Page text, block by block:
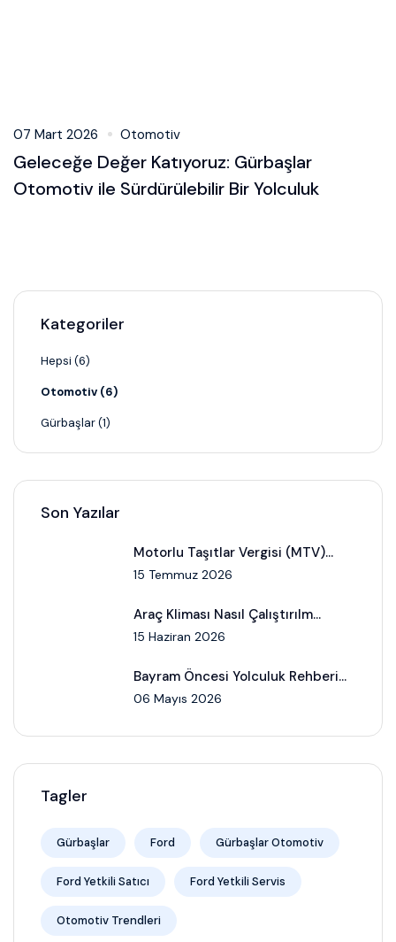
07 Mart 2026 Otomotiv
Geleceğe Değer Katıyoruz: Gürbaşlar
Otomotiv ile Sürdürülebilir Bir Yolculuk
Kategoriler
Hepsi (6)
Otomotiv (6)
Gürbaşlar (1)
Son Yazılar
Motorlu Taşıtlar Vergisi (MTV)...
15 Temmuz 2026
Araç Kliması Nasıl Çalıştırılm...
15 Haziran 2026
Bayram Öncesi Yolculuk Rehberi...
06 Mayıs 2026
Tagler
Gürbaşlar Ford Gürbaşlar Otomotiv
Ford Yetkili Satıcı Ford Yetkili Servis
Otomotiv Trendleri